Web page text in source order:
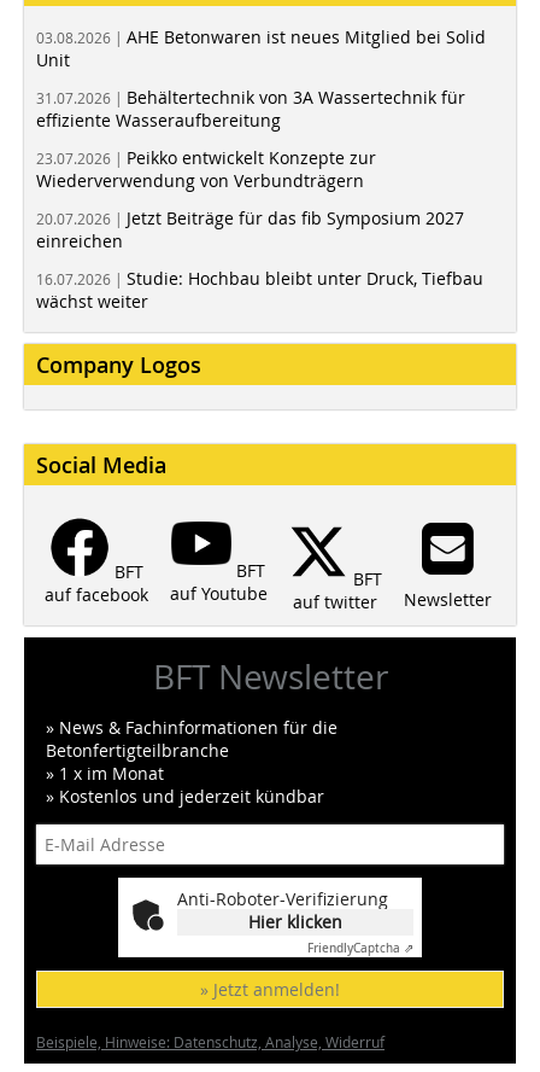
03.08.2026 | AHE Betonwaren ist neues Mitglied bei Solid
Unit
31.07.2026 | Behältertechnik von 3A Wassertechnik für
effiziente Wasseraufbereitung
23.07.2026 | Peikko entwickelt Konzepte zur
Wiederverwendung von Verbundträgern
20.07.2026 | Jetzt Beiträge für das fib Symposium 2027
einreichen
16.07.2026 | Studie: Hochbau bleibt unter Druck, Tiefbau
wächst weiter
Company Logos
Social Media
BFT
auf facebook
BFT
auf Youtube
BFT
auf twitter
Newsletter
BFT Newsletter
» News & Fachinformationen für die
Betonfertigteilbranche
» 1 x im Monat
» Kostenlos und jederzeit kündbar
Anti-Roboter-Verifizierung
Hier klicken
FriendlyCaptcha ⇗
» Jetzt anmelden!
Beispiele, Hinweise: Datenschutz, Analyse, Widerruf